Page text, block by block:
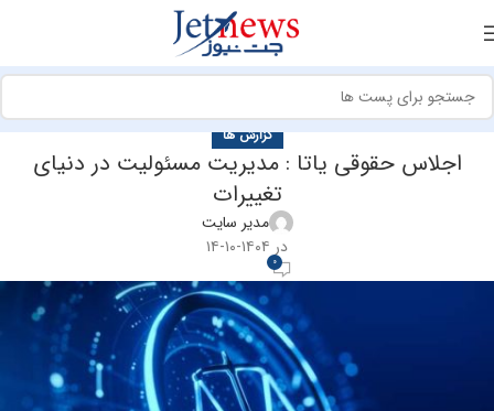
گزارش ها
اجلاس حقوقی یاتا : مدیریت مسئولیت در دنیای
تغییرات
مدیر سایت
در ۱۴۰۴-۱۰-۱۴
0